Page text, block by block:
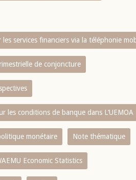
services financiers via la téléphonie
de conjoncture
les conditions de banque dans L‘UEMOA
monétaire Note thématique
Economic Statistics